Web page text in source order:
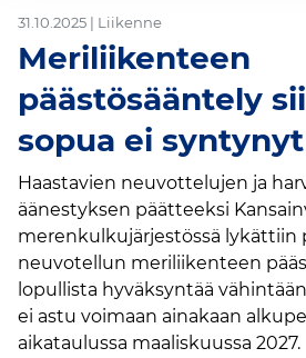
31.10.2025 | Liikenne
Meriliikenteen
päästösääntely
sopua ei syntynyt
Haastavien neuvottelujen ja
äänestyksen päätteeksi
merenkulkujärjestössä lykättiin
neuvotellun meriliikenteen
lopullista hyväksyntää
ei astu voimaan ainakaan
aikataulussa maaliskuussa 2027.